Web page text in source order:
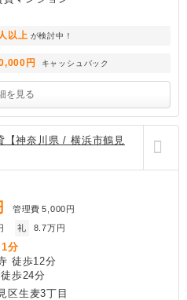
以上 が検討中！
円 キャッシュバック
を見る
【神奈川県 / 横浜市鶴見
管理費 5,000円
礼 8.7万円
1分
徒歩12分
歩24分
区生麦3丁目